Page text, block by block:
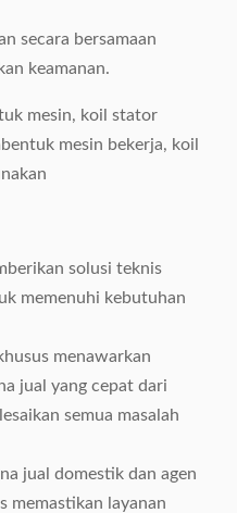
secara bersamaan
keamanan.
mesin, koil stator
mesin bekerja, koil
solusi teknis
memenuhi kebutuhan
menawarkan
jual yang cepat dari
semua masalah
jual domestik dan agen
memastikan layanan